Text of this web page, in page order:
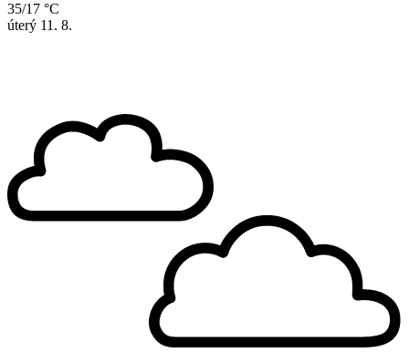
35/17 °C
úterý 11. 8.